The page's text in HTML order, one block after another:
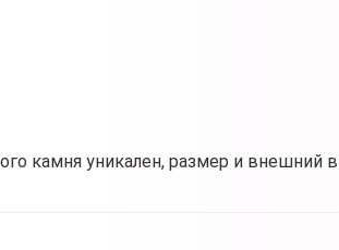
камня уникален, размер и внешний